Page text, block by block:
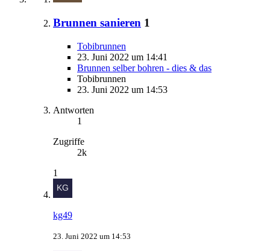
Brunnen sanieren 1
Tobibrunnen
23. Juni 2022 um 14:41
Brunnen selber bohren - dies & das
Tobibrunnen
23. Juni 2022 um 14:53
Antworten
1
Zugriffe
2k
1
kg49
23. Juni 2022 um 14:53